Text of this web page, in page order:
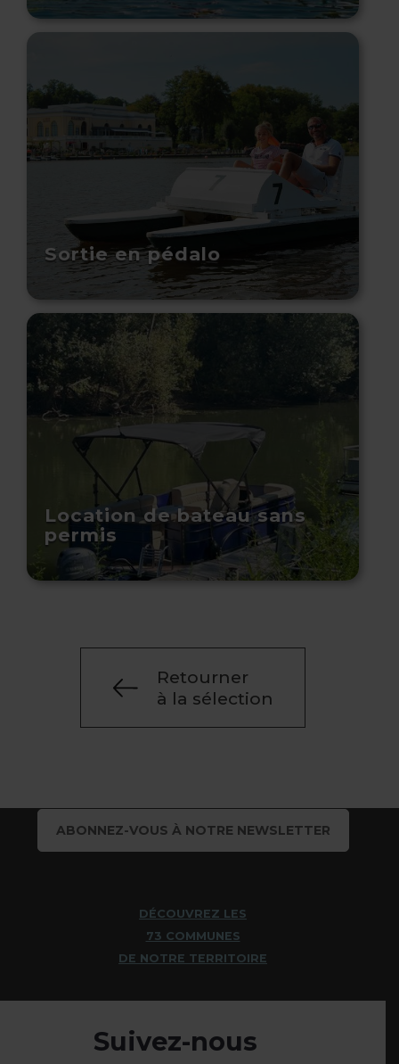
Sortie en pédalo
Location de bateau sans
permis
Retourner
à la sélection
ABONNEZ-VOUS À NOTRE NEWSLETTER
DÉCOUVREZ LES
73 COMMUNES
DE NOTRE TERRITOIRE
Suivez-nous